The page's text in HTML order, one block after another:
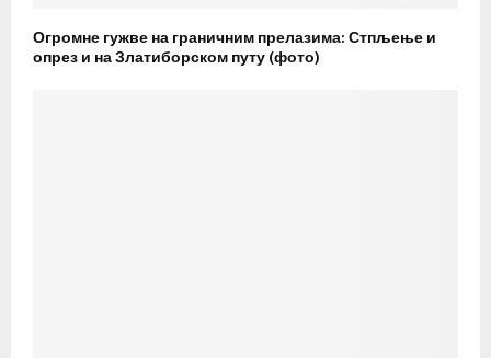
Огромне гужве на граничним прелазима: Стпљење и
опрез и на Златиборском путу (фото)